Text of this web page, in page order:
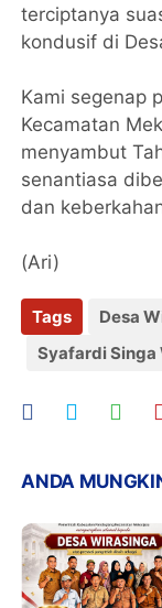
terciptanya
kondusif di
Kami segenap
Kecamatan
menyambut
senantiasa
dan
(Ari)
Tags Desa
Syafardi Singa
ANDA